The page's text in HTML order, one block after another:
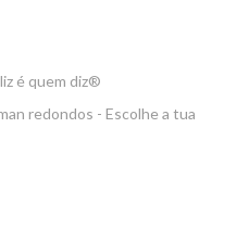
é quem diz®
redondos - Escolhe a tua